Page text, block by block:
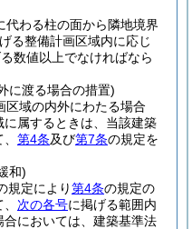
代わる柱の面から隣地境界
る整備計画区域内に応じ
数値以上でなければなら
に渡る場合の措置)
区域の内外にわたる場合
属するときは、当該建築
第4条及び第7条の規定を
和)
規定により第4条の規定の
次の各号に掲げる範囲内
においては、建築基準法